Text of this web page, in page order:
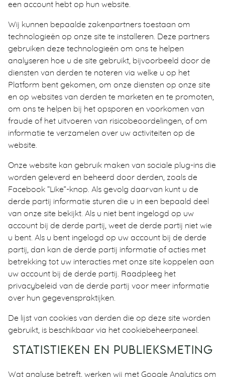
een account hebt op hun website.
Wij kunnen bepaalde zakenpartners toestaan om
technologieën op onze site te installeren. Deze partners
gebruiken deze technologieën om ons te helpen
analyseren hoe u de site gebruikt, bijvoorbeeld door de
diensten van derden te noteren via welke u op het
Platform bent gekomen, om onze diensten op onze site
en op websites van derden te marketen en te promoten,
om ons te helpen bij het opsporen en voorkomen van
fraude of het uitvoeren van risicobeoordelingen, of om
informatie te verzamelen over uw activiteiten op de
website.
Onze website kan gebruik maken van sociale plug-ins die
worden geleverd en beheerd door derden, zoals de
Facebook “Like”-knop. Als gevolg daarvan kunt u de
derde partij informatie sturen die u in een bepaald deel
van onze site bekijkt. Als u niet bent ingelogd op uw
account bij de derde partij, weet de derde partij niet wie
u bent. Als u bent ingelogd op uw account bij de derde
partij, dan kan de derde partij informatie of acties met
betrekking tot uw interacties met onze site koppelen aan
uw account bij de derde partij. Raadpleeg het
privacybeleid van de derde partij voor meer informatie
over hun gegevenspraktijken.
De lijst van cookies van derden die op deze site worden
gebruikt, is beschikbaar via het cookiebeheerpaneel.
STATISTIEKEN EN PUBLIEKSMETING
Wat analyse betreft, werken wij met Google Analytics om